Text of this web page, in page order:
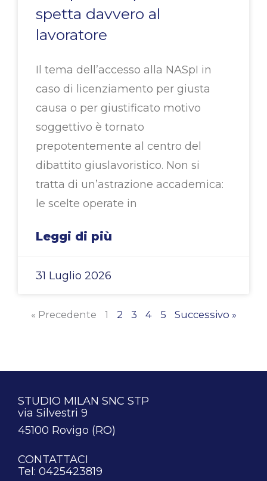
spetta davvero al
lavoratore
Il tema dell’accesso alla NASpI in
caso di licenziamento per giusta
causa o per giustificato motivo
soggettivo è tornato
prepotentemente al centro del
dibattito giuslavoristico. Non si
tratta di un’astrazione accademica:
le scelte operate in
Leggi di più
31 Luglio 2026
« Precedente 1 2 3 4 5 Successivo »
STUDIO MILAN SNC STP
via Silvestri 9
45100 Rovigo (RO)
CONTATTACI
Tel: 0425423819